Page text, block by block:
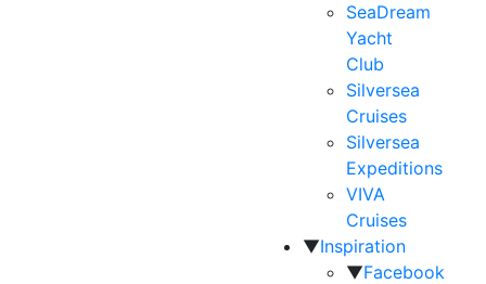
SeaDream
Yacht
Club
Silversea
Cruises
Silversea
Expeditions
VIVA
Cruises
▼Inspiration
▼Facebook